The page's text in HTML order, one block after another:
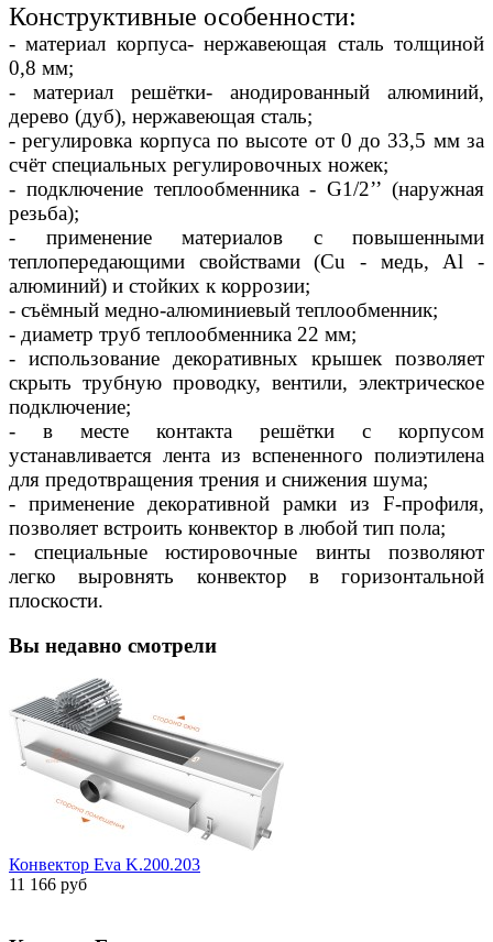
Конструктивные особенности:
- материал корпуса- нержавеющая сталь толщиной
0,8 мм;
- материал решётки- анодированный алюминий,
дерево (дуб), нержавеющая сталь;
- регулировка корпуса по высоте от 0 до 33,5 мм за
счёт специальных регулировочных ножек;
- подключение теплообменника - G1/2’’ (наружная
резьба);
- применение материалов с повышенными
теплопередающими свойствами (Сu - медь, Al -
алюминий) и стойких к коррозии;
- съёмный медно-алюминиевый теплообменник;
- диаметр труб теплообменника 22 мм;
- использование декоративных крышек позволяет
скрыть трубную проводку, вентили, электрическое
подключение;
- в месте контакта решётки с корпусом
устанавливается лента из вспененного полиэтилена
для предотвращения трения и снижения шума;
- применение декоративной рамки из F-профиля,
позволяет встроить конвектор в любой тип пола;
- специальные юстировочные винты позволяют
легко выровнять конвектор в горизонтальной
плоскости.
Вы недавно смотрели
Конвектор Eva K.200.203
11 166 руб